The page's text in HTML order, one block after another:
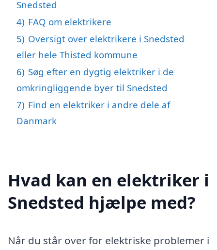
Snedsted
4) FAQ om elektrikere
5) Oversigt over elektrikere i Snedsted
eller hele Thisted kommune
6) Søg efter en dygtig elektriker i de
omkringliggende byer til Snedsted
7) Find en elektriker i andre dele af
Danmark
Hvad kan en elektriker i
Snedsted hjælpe med?
Når du står over for elektriske problemer i